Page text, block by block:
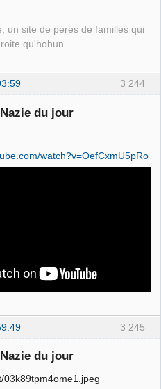
un site de pères de familles qui
qu'hohun.
3 244
du jour
watch?v=OefCxmU5pRo
3 245
du jour